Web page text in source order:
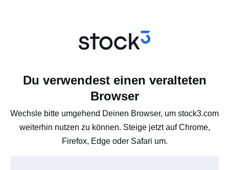
Du verwendest einen veralteten
Browser
Wechsle bitte umgehend Deinen Browser, um stock3.com
weiterhin nutzen zu können. Steige jetzt auf Chrome,
Firefox, Edge oder Safari um.